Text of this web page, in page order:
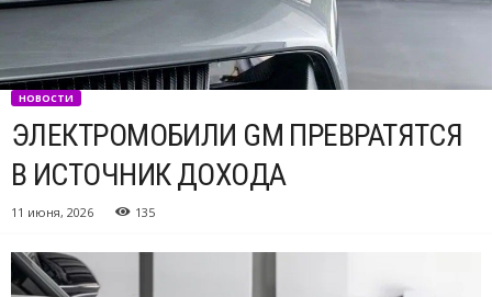
НОВОСТИ
ЭЛЕКТРОМОБИЛИ GM ПРЕВРАТЯТСЯ
В ИСТОЧНИК ДОХОДА
11 июня, 2026 135